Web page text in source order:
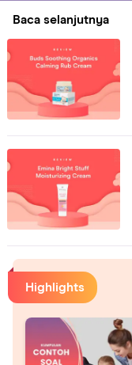
Baca selanjutnya
Highlights